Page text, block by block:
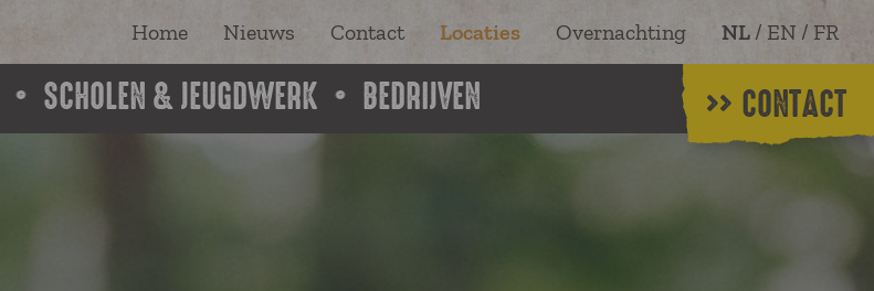
Home Nieuws Contact Locaties Overnachting NL / EN / FR
SCHOLEN & JEUGDWERK BEDRIJVEN CONTACT